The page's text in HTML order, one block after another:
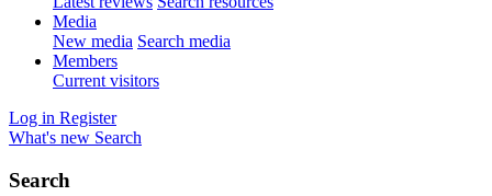
Media
New media Search media
Members
Current visitors
Log in Register
What's new Search
Search